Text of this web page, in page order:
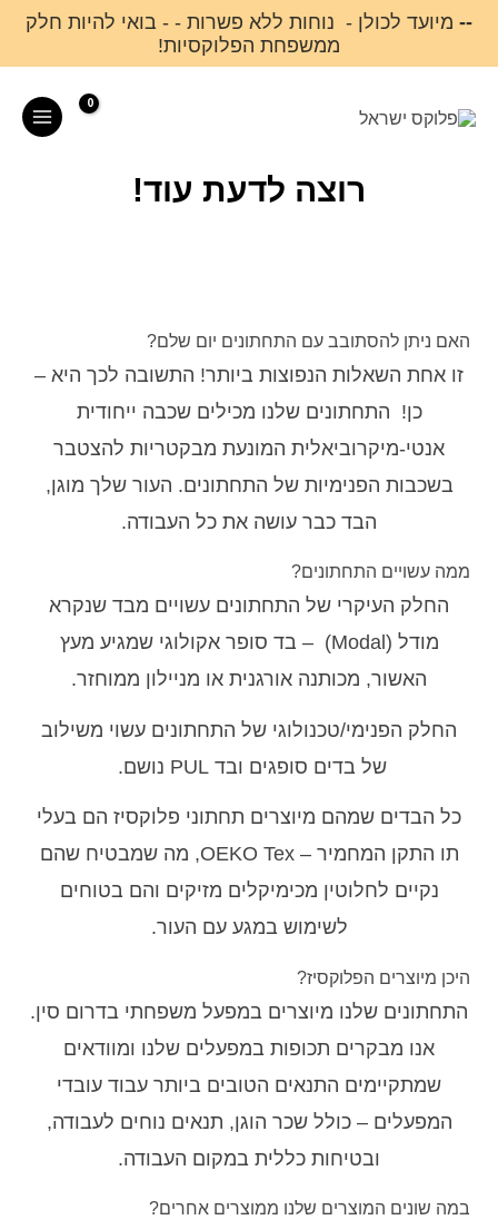
-- מיועד לכולן - נוחות ללא פשרות - - בואי להיות חלק
ממשפחת הפלוקסיות!
Menu
רוצה לדעת עוד!
האם ניתן להסתובב עם התחתונים יום שלם?
זו אחת השאלות הנפוצות ביותר! התשובה לכך היא –
כן! התחתונים שלנו מכילים שכבה ייחודית
אנטי-מיקרוביאלית המונעת מבקטריות להצטבר
בשכבות הפנימיות של התחתונים. העור שלך מוגן,
הבד כבר עושה את כל העבודה.
ממה עשויים התחתונים?
החלק העיקרי של התחתונים עשויים מבד שנקרא
מודל (Modal) – בד סופר אקולוגי שמגיע מעץ
האשור, מכותנה אורגנית או מניילון ממוחזר.
החלק הפנימי/טכנולוגי של התחתונים עשוי משילוב
של בדים סופגים ובד PUL נושם.
כל הבדים שמהם מיוצרים תחתוני פלוקסיז הם בעלי
תו התקן המחמיר – OEKO Tex, מה שמבטיח שהם
נקיים לחלוטין מכימיקלים מזיקים והם בטוחים
לשימוש במגע עם העור.
היכן מיוצרים הפלוקסיז?
התחתונים שלנו מיוצרים במפעל משפחתי בדרום סין.
אנו מבקרים תכופות במפעלים שלנו ומוודאים
שמתקיימים התנאים הטובים ביותר עבוד עובדי
המפעלים – כולל שכר הוגן, תנאים נוחים לעבודה,
ובטיחות כללית במקום העבודה.
במה שונים המוצרים שלנו ממוצרים אחרים?